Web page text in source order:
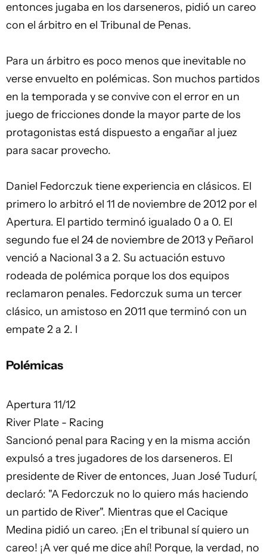
entonces jugaba en los darseneros, pidió un careo
con el árbitro en el Tribunal de Penas.
Para un árbitro es poco menos que inevitable no
verse envuelto en polémicas. Son muchos partidos
en la temporada y se convive con el error en un
juego de fricciones donde la mayor parte de los
protagonistas está dispuesto a engañar al juez
para sacar provecho.
Daniel Fedorczuk tiene experiencia en clásicos. El
primero lo arbitró el 11 de noviembre de 2012 por el
Apertura. El partido terminó igualado 0 a 0. El
segundo fue el 24 de noviembre de 2013 y Peñarol
venció a Nacional 3 a 2. Su actuación estuvo
rodeada de polémica porque los dos equipos
reclamaron penales. Fedorczuk suma un tercer
clásico, un amistoso en 2011 que terminó con un
empate 2 a 2. l
Polémicas
Apertura 11/12
River Plate - Racing
Sancionó penal para Racing y en la misma acción
expulsó a tres jugadores de los darseneros. El
presidente de River de entonces, Juan José Tudurí,
declaró: "A Fedorczuk no lo quiero más haciendo
un partido de River". Mientras que el Cacique
Medina pidió un careo. ¡En el tribunal sí quiero un
careo! ¡A ver qué me dice ahí! Porque, la verdad, no